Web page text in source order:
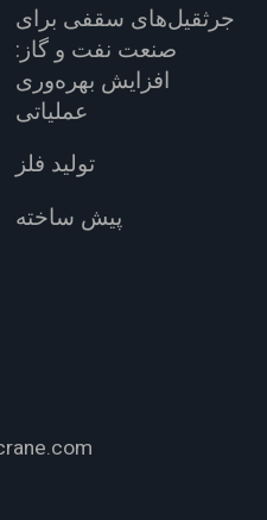
جرثقیل‌های سقفی برای
صنعت نفت و گاز:
افزایش بهره‌وری
عملیاتی
تولید فلز
پیش ساخته